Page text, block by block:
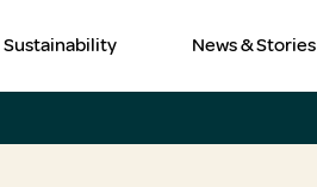
Sustainability News & Stories